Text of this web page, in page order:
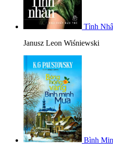
Tình
Janusz Leon Wiśniewski
Bình